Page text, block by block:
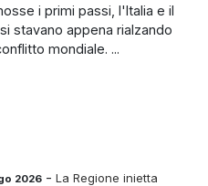
i primi passi, l'Italia e il
stavano appena rialzando
mondiale. ...
2026 -La Regione inietta